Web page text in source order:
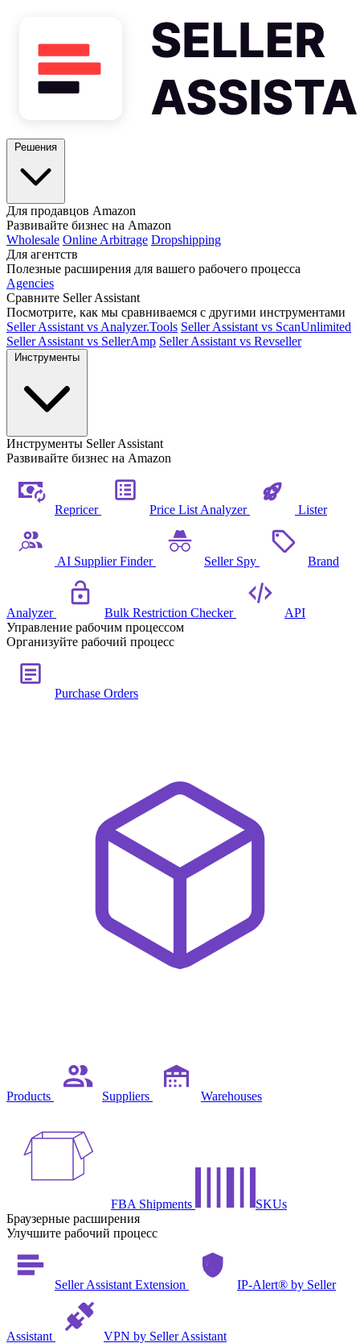
Для продавцов Amazon
Развивайте бизнес на Amazon
Wholesale Online Arbitrage Dropshipping
Для агентств
Полезные расширения для вашего рабочего процесса
Agencies
Сравните Seller Assistant
Посмотрите, как мы сравниваемся с другими инструментами
Seller Assistant vs Analyzer.Tools Seller Assistant vs ScanUnlimited
Seller Assistant vs SellerAmp Seller Assistant vs Revseller
Инструменты Seller Assistant
Развивайте бизнес на Amazon
Repricer Price List Analyzer Lister
AI Supplier Finder Seller Spy Brand
Analyzer Bulk Restriction Checker
API
Управление рабочим процессом
Организуйте рабочий процесс
Purchase Orders
Products Suppliers Warehouses
FBA Shipments
SKUs
Браузерные расширения
Улучшите рабочий процесс
Seller Assistant Extension IP-Alert® by Seller
Assistant
VPN by Seller Assistant